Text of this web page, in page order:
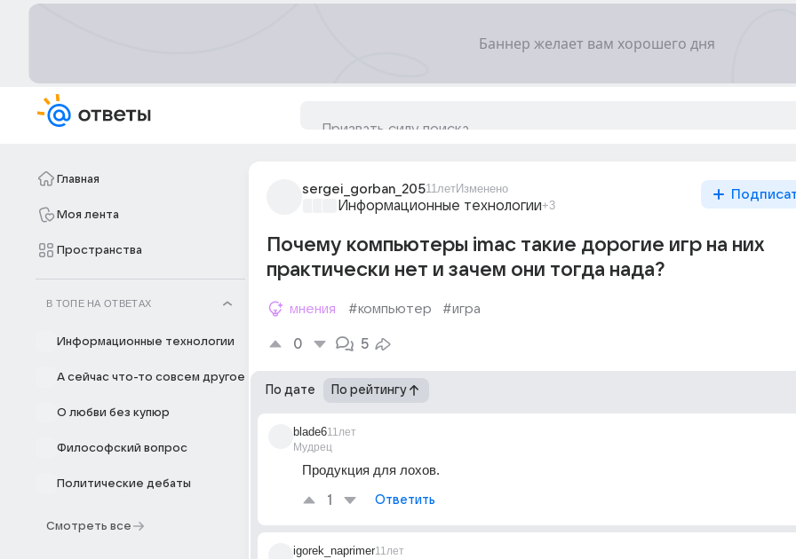
Главная
Моя лента
Пространства
В ТОПЕ НА ОТВЕТАХ
Информационные технологии
А сейчас что-то совсем другое
О любви без купюр
Философский вопрос
Политические дебаты
Смотреть все
sergei_gorban_20511летИзменено
Информационные технологии+3
Почему компьютеры imac такие дорогие игр на них
практически нет и зачем они тогда нада?
мнения #компьютер #игра
0 5
По дате По рейтингу
blade6
Мудрец
11лет
Продукция для лохов.
1 Ответить
igorek_naprimer11лет